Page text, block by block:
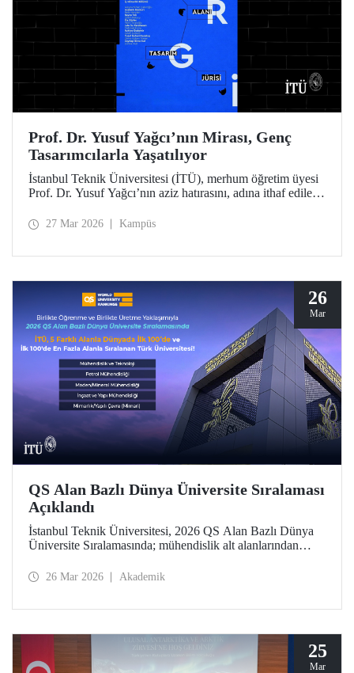
Prof. Dr. Yusuf Yağcı’nın Mirası, Genç
Tasarımcılarla Yaşatılıyor
İstanbul Teknik Üniversitesi (İTÜ), merhum öğretim üyesi
Prof. Dr. Yusuf Yağcı’nın aziz hatırasını, adına ithaf edilen
somutlaşan kalıcı sergi alanında yaşatacak.
27 Mar 2026 Kampüs
26
Mar
QS Alan Bazlı Dünya Üniversite Sıralaması
Açıklandı
İstanbul Teknik Üniversitesi, 2026 QS Alan Bazlı Dünya
Üniversite Sıralamasında; mühendislik alt alanlarından
Mühendisliği”nde 43’üncü, “Elektrik-Elektronik
dünyada ilk 100 üniversite arasında Türkiye’den yer alan
tek üniversite.
26 Mar 2026 Akademik
25
Mar